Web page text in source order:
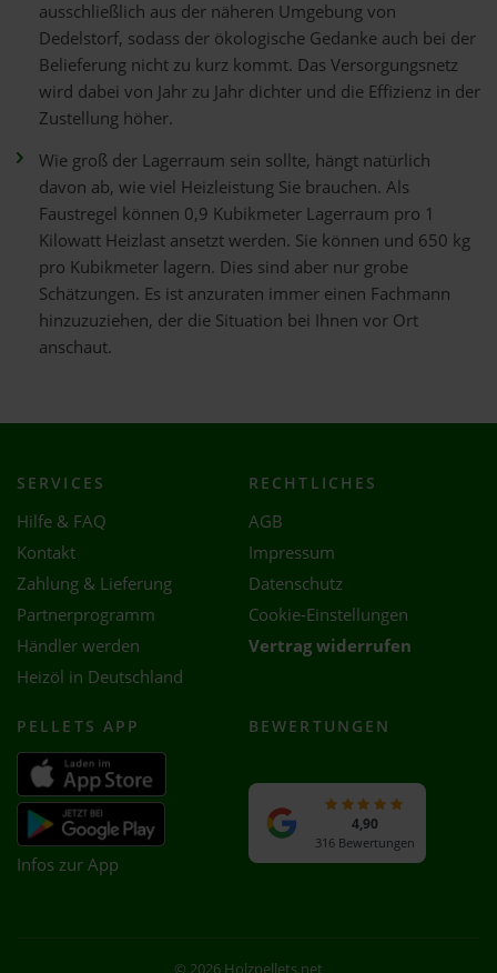
ausschließlich aus der näheren Umgebung von
Dedelstorf, sodass der ökologische Gedanke auch bei der
Belieferung nicht zu kurz kommt. Das Versorgungsnetz
wird dabei von Jahr zu Jahr dichter und die Effizienz in der
Zustellung höher.
Wie groß der Lagerraum sein sollte, hängt natürlich
davon ab, wie viel Heizleistung Sie brauchen. Als
Faustregel können 0,9 Kubikmeter Lagerraum pro 1
Kilowatt Heizlast ansetzt werden. Sie können und 650 kg
pro Kubikmeter lagern. Dies sind aber nur grobe
Schätzungen. Es ist anzuraten immer einen Fachmann
hinzuzuziehen, der die Situation bei Ihnen vor Ort
anschaut.
SERVICES
Hilfe & FAQ
Kontakt
Zahlung & Lieferung
Partnerprogramm
Händler werden
Heizöl in Deutschland
RECHTLICHES
AGB
Impressum
Datenschutz
Cookie-Einstellungen
Vertrag widerrufen
PELLETS APP
Infos zur App
BEWERTUNGEN
4,90
316 Bewertungen
© 2026 Holzpellets.net